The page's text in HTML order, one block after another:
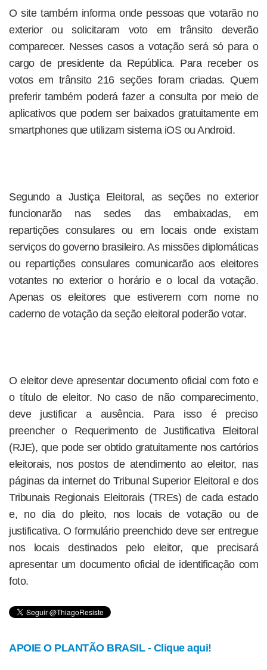
O site também informa onde pessoas que votarão no
exterior ou solicitaram voto em trânsito deverão
comparecer. Nesses casos a votação será só para o
cargo de presidente da República. Para receber os
votos em trânsito 216 seções foram criadas. Quem
preferir também poderá fazer a consulta por meio de
aplicativos que podem ser baixados gratuitamente em
smartphones que utilizam sistema iOS ou Android.
Segundo a Justiça Eleitoral, as seções no exterior
funcionarão nas sedes das embaixadas, em
repartições consulares ou em locais onde existam
serviços do governo brasileiro. As missões diplomáticas
ou repartições consulares comunicarão aos eleitores
votantes no exterior o horário e o local da votação.
Apenas os eleitores que estiverem com nome no
caderno de votação da seção eleitoral poderão votar.
O eleitor deve apresentar documento oficial com foto e
o título de eleitor. No caso de não comparecimento,
deve justificar a ausência. Para isso é preciso
preencher o Requerimento de Justificativa Eleitoral
(RJE), que pode ser obtido gratuitamente nos cartórios
eleitorais, nos postos de atendimento ao eleitor, nas
páginas da internet do Tribunal Superior Eleitoral e dos
Tribunais Regionais Eleitorais (TREs) de cada estado
e, no dia do pleito, nos locais de votação ou de
justificativa. O formulário preenchido deve ser entregue
nos locais destinados pelo eleitor, que precisará
apresentar um documento oficial de identificação com
foto.
APOIE O PLANTÃO BRASIL - Clique aqui!